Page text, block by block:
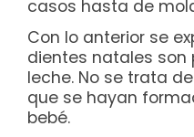
casos hasta de
Con lo anterior se
dientes natales son
leche. No se trata
que se hayan
bebé.